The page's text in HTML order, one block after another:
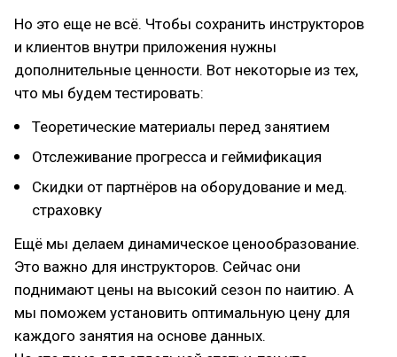
Но это еще не всё. Чтобы сохранить инструкторов
и клиентов внутри приложения нужны
дополнительные ценности. Вот некоторые из тех,
что мы будем тестировать:
Теоретические материалы перед занятием
Отслеживание прогресса и геймификация
Скидки от партнёров на оборудование и мед.
страховку
Ещё мы делаем динамическое ценообразование.
Это важно для инструкторов. Сейчас они
поднимают цены на высокий сезон по наитию. А
мы поможем установить оптимальную цену для
каждого занятия на основе данных.